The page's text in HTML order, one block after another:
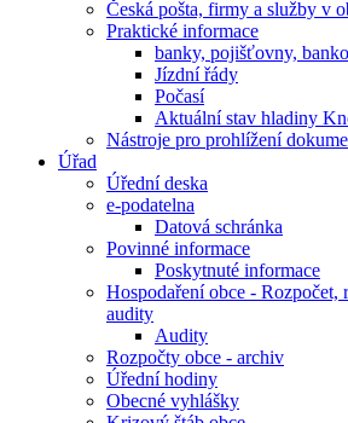
Česká pošta, firmy a služby v
Praktické informace
banky, pojišťovny,
Jízdní řády
Počasí
Aktuální stav hladiny
Nástroje pro prohlížení
Úřad
Úřední deska
e-podatelna
Datová schránka
Povinné informace
Poskytnuté informace
Hospodaření obce - Rozpočet,
audity
Audity
Rozpočty obce - archiv
Úřední hodiny
Obecné vyhlášky